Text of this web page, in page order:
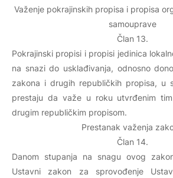
Važenje pokrajinskih propisa i propisa
samouprave
Član 13.
Pokrajinski propisi i propisi jedinica
na snazi do usklađivanja, odnosno
zakona i drugih republičkih propisa, u
prestaju da važe u roku utvrđenim
drugim republičkim propisom.
Prestanak važenja
Član 14.
Danom stupanja na snagu ovog
Ustavni zakon za sprovođenje